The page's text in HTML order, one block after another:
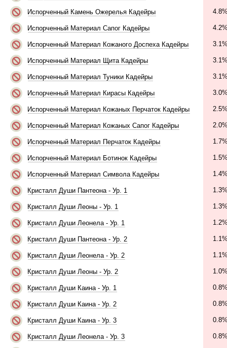
Испорченный Камень Ожерелья Кадейры
Испорченный Материал Сапог Кадейры
Испорченный Материал Кожаного Доспеха Кадейры
Испорченный Материал Щита Кадейры
Испорченный Материал Туники Кадейры
Испорченный Материал Кирасы Кадейры
Испорченный Материал Кожаных Перчаток Кадейры
Испорченный Материал Кожаных Сапог Кадейры
Испорченный Материал Перчаток Кадейры
Испорченный Материал Ботинок Кадейры
Испорченный Материал Символа Кадейры
Кристалл Души Пантеона - Ур. 1
Кристалл Души Леоны - Ур. 1
Кристалл Души Леонела - Ур. 1
Кристалл Души Пантеона - Ур. 2
Кристалл Души Леонела - Ур. 2
Кристалл Души Леоны - Ур. 2
Кристалл Души Каина - Ур. 1
Кристалл Души Каина - Ур. 2
Кристалл Души Каина - Ур. 3
Кристалл Души Леонела - Ур. 3